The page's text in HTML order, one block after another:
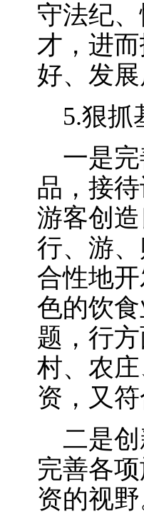
守法纪
才，进
好、发
5.狠抓
一是完
品，接
游客创
行、游
合性地
色的饮
题，行
村、农
资，又
二是创
完善各
资的视